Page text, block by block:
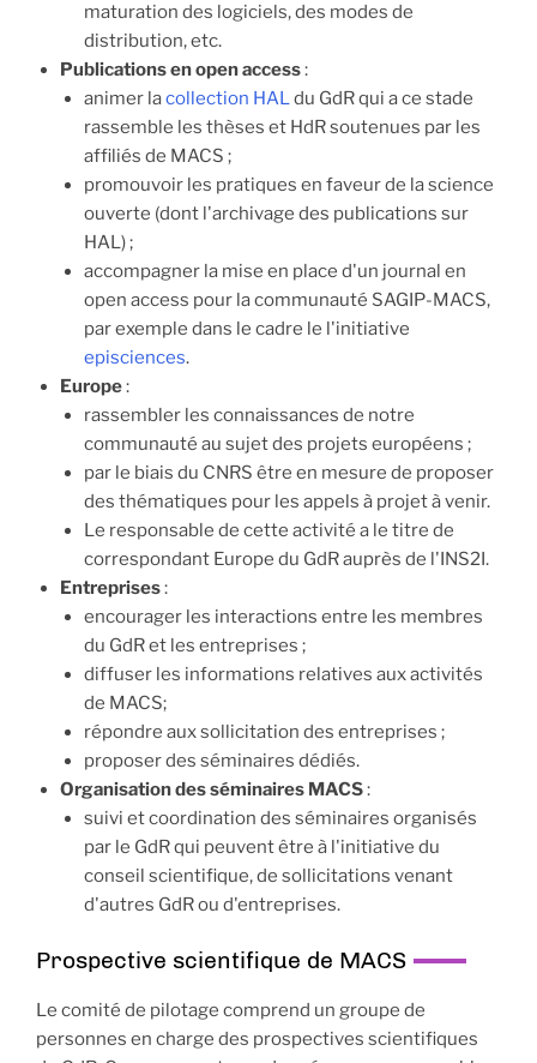
maturation des logiciels, des modes de
distribution, etc.
Publications en open access:
animer lacollection HALdu GdR qui a ce stade
rassemble les thèses et HdR soutenues par les
affiliés de MACS ;
promouvoir les pratiques en faveur de la science
ouverte (dont l'archivage des publications sur
HAL) ;
accompagner la mise en place d'un journal en
open access pour la communauté SAGIP-MACS,
par exemple dans le cadre le l'initiative
episciences.
Europe:
rassembler les connaissances de notre
communauté au sujet des projets européens ;
par le biais du CNRS être en mesure de proposer
des thématiques pour les appels à projet à venir.
Le responsable de cette activité a le titre de
correspondant Europe du GdR auprès de l'INS2I.
Entreprises:
encourager les interactions entre les membres
du GdR et les entreprises ;
diffuser les informations relatives aux activités
de MACS;
répondre aux sollicitation des entreprises ;
proposer des séminaires dédiés.
Organisation des séminaires MACS:
suivi et coordination des séminaires organisés
par le GdR qui peuvent être à l'initiative du
conseil scientifique, de sollicitations venant
d'autres GdR ou d'entreprises.
Prospective scientifique de MACS
Le comité de pilotage comprend un groupe de
personnes en charge des prospectives scientifiques